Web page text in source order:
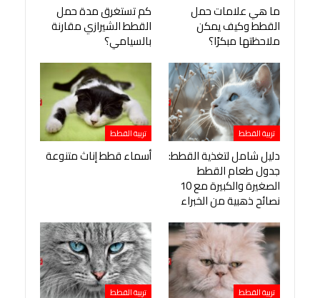
ما هي علامات حمل
القطط وكيف يمكن
ملاحظتها مبكرًا؟
كم تستغرق مدة حمل
القطط الشيرازي مقارنة
بالسيامي؟
تربية القطط
دليل شامل لتغذية القطط:
جدول طعام القطط
الصغيرة والكبيرة مع 10
نصائح ذهبية من الخبراء
تربية القطط
أسماء قطط إناث متنوعة
تربية القطط تربية القطط